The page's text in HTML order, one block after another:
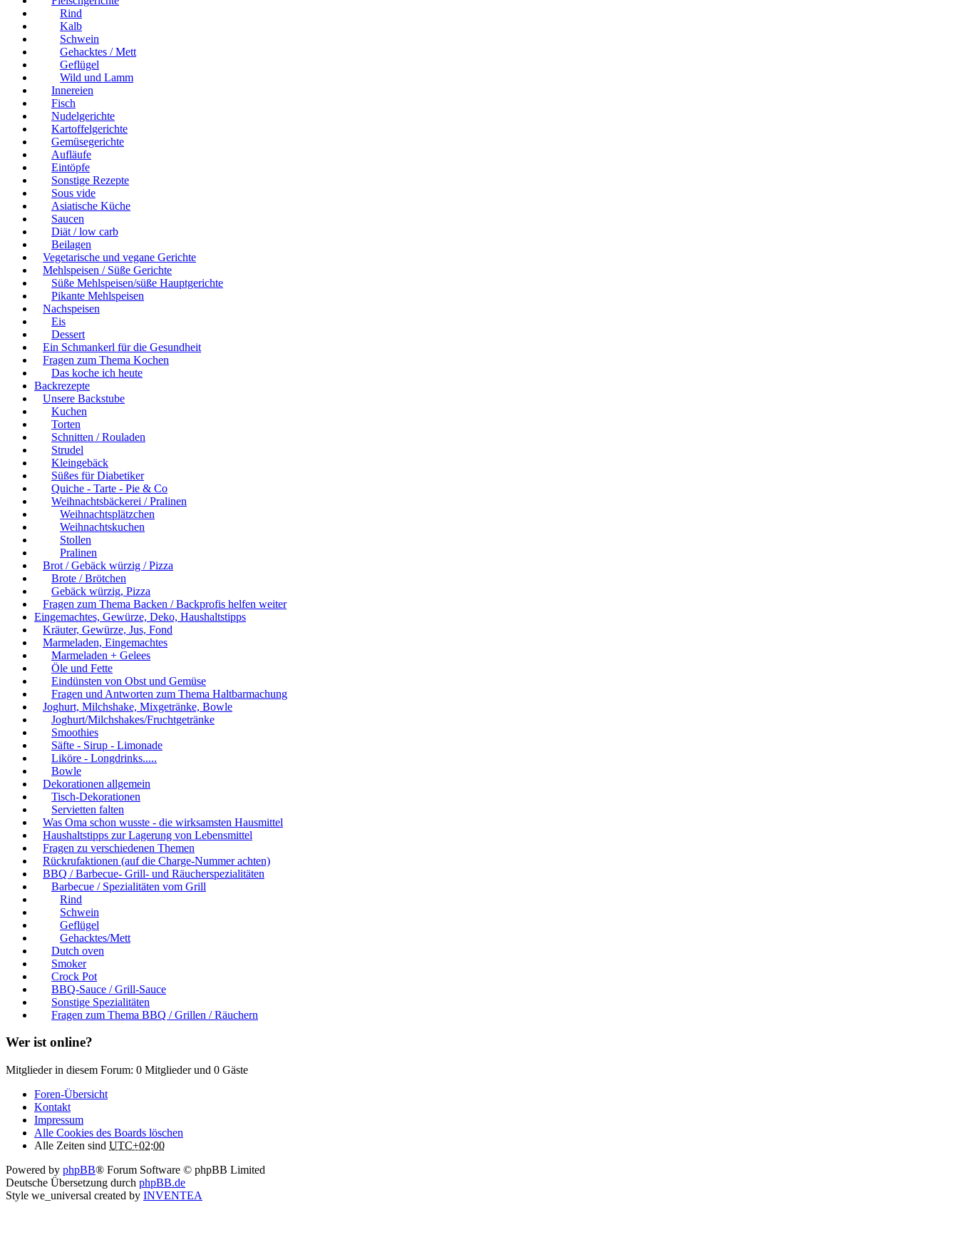
Rind
Kalb
Schwein
Gehacktes / Mett
Geflügel
Wild und Lamm
Innereien
Fisch
Nudelgerichte
Kartoffelgerichte
Gemüsegerichte
Aufläufe
Eintöpfe
Sonstige Rezepte
Sous vide
Asiatische Küche
Saucen
Diät / low carb
Beilagen
Vegetarische und vegane Gerichte
Mehlspeisen / Süße Gerichte
Süße Mehlspeisen/süße Hauptgerichte
Pikante Mehlspeisen
Nachspeisen
Eis
Dessert
Ein Schmankerl für die Gesundheit
Fragen zum Thema Kochen
Das koche ich heute
Backrezepte
Unsere Backstube
Kuchen
Torten
Schnitten / Rouladen
Strudel
Kleingebäck
Süßes für Diabetiker
Quiche - Tarte - Pie & Co
Weihnachtsbäckerei / Pralinen
Weihnachtsplätzchen
Weihnachtskuchen
Stollen
Pralinen
Brot / Gebäck würzig / Pizza
Brote / Brötchen
Gebäck würzig, Pizza
Fragen zum Thema Backen / Backprofis helfen weiter
Eingemachtes, Gewürze, Deko, Haushaltstipps
Kräuter, Gewürze, Jus, Fond
Marmeladen, Eingemachtes
Marmeladen + Gelees
Öle und Fette
Eindünsten von Obst und Gemüse
Fragen und Antworten zum Thema Haltbarmachung
Joghurt, Milchshake, Mixgetränke, Bowle
Joghurt/Milchshakes/Fruchtgetränke
Smoothies
Säfte - Sirup - Limonade
Liköre - Longdrinks.....
Bowle
Dekorationen allgemein
Tisch-Dekorationen
Servietten falten
Was Oma schon wusste - die wirksamsten Hausmittel
Haushaltstipps zur Lagerung von Lebensmittel
Fragen zu verschiedenen Themen
Rückrufaktionen (auf die Charge-Nummer achten)
BBQ / Barbecue- Grill- und Räucherspezialitäten
Barbecue / Spezialitäten vom Grill
Rind
Schwein
Geflügel
Gehacktes/Mett
Dutch oven
Smoker
Crock Pot
BBQ-Sauce / Grill-Sauce
Sonstige Spezialitäten
Fragen zum Thema BBQ / Grillen / Räuchern
Wer ist online?
Mitglieder in diesem Forum: 0 Mitglieder und 0 Gäste
Foren-Übersicht
Kontakt
Impressum
Alle Cookies des Boards löschen
Alle Zeiten sind UTC+02:00
Powered by phpBB® Forum Software © phpBB Limited
Deutsche Übersetzung durch phpBB.de
Style we_universal created by INVENTEA